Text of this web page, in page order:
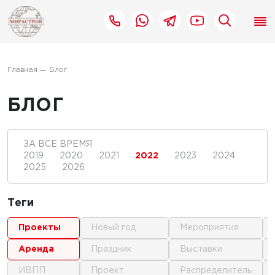
Главная Блог
БЛОГ
ЗА ВСЕ ВРЕМЯ
2019
2020 2021 2022 2023
2024
2025
2026
Теги
проекты
аренда
ИВПП
новый год
праздник
проект
мероприятия
выставки
распределитель